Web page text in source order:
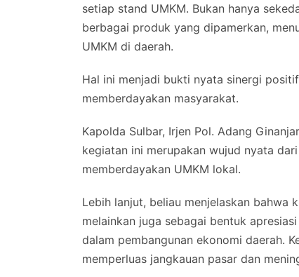
setiap stand UMKM. Bukan hanya
berbagai produk yang dipamerkan,
UMKM di daerah.
Hal ini menjadi bukti nyata sinergi
memberdayakan masyarakat.
Kapolda Sulbar, Irjen Pol. Adang
kegiatan ini merupakan wujud nyata
memberdayakan UMKM lokal.
Lebih lanjut, beliau menjelaskan bahwa
melainkan juga sebagai bentuk
dalam pembangunan ekonomi daerah.
memperluas jangkauan pasar dan